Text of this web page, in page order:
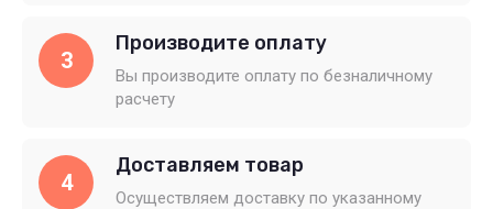
3
Производите оплату
Вы производите оплату по безналичному
расчету
4
Доставляем товар
Осуществляем доставку по указанному